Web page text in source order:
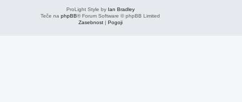
ProLight Style by Ian Bradley
Teče na phpBB® Forum Software © phpBB Limited
Zasebnost| Pogoji